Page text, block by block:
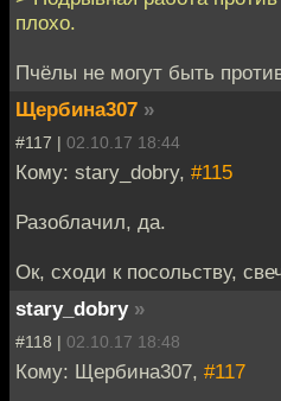
плохо.
Пчёлы не могут быть
Щербина307 »
#117 | 02.10.17 18:44
Кому: stary_dobry, #115
Разоблачил, да.
Ок, сходи к посольству,
stary_dobry »
#118 | 02.10.17 18:48
Кому: Щербина307, #117